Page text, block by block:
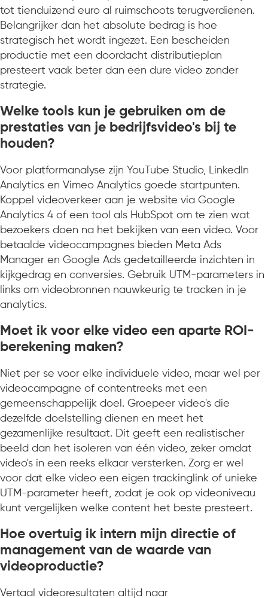
tot tienduizend euro al ruimschoots terugverdienen.
Belangrijker dan het absolute bedrag is hoe
strategisch het wordt ingezet. Een bescheiden
productie met een doordacht distributieplan
presteert vaak beter dan een dure video zonder
strategie.
Welke tools kun je gebruiken om de
prestaties van je bedrijfsvideo's bij te
houden?
Voor platformanalyse zijn YouTube Studio, LinkedIn
Analytics en Vimeo Analytics goede startpunten.
Koppel videoverkeer aan je website via Google
Analytics 4 of een tool als HubSpot om te zien wat
bezoekers doen na het bekijken van een video. Voor
betaalde videocampagnes bieden Meta Ads
Manager en Google Ads gedetailleerde inzichten in
kijkgedrag en conversies. Gebruik UTM-parameters in
links om videobronnen nauwkeurig te tracken in je
analytics.
Moet ik voor elke video een aparte ROI-
berekening maken?
Niet per se voor elke individuele video, maar wel per
videocampagne of contentreeks met een
gemeenschappelijk doel. Groepeer video's die
dezelfde doelstelling dienen en meet het
gezamenlijke resultaat. Dit geeft een realistischer
beeld dan het isoleren van één video, zeker omdat
video's in een reeks elkaar versterken. Zorg er wel
voor dat elke video een eigen trackinglink of unieke
UTM-parameter heeft, zodat je ook op videoniveau
kunt vergelijken welke content het beste presteert.
Hoe overtuig ik intern mijn directie of
management van de waarde van
videoproductie?
Vertaal videoresultaten altijd naar